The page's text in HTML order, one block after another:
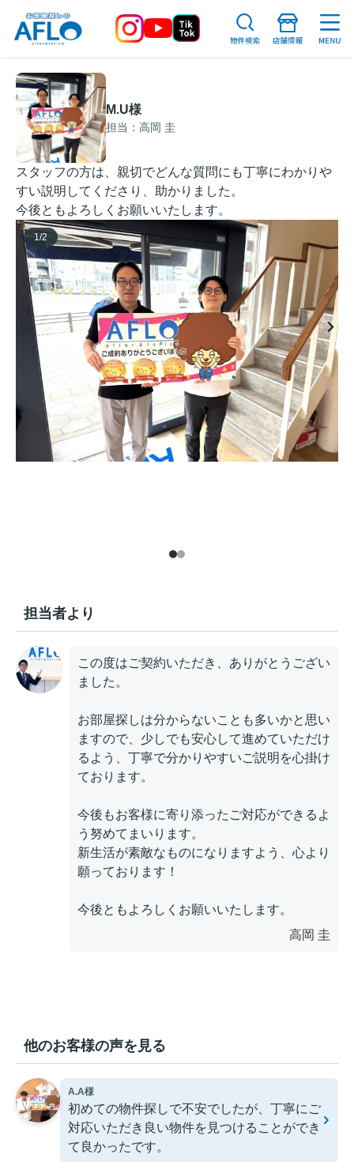
M.U様
担当：高岡 圭
スタッフの方は、親切でどんな質問にも丁寧にわかりや
すい説明してくださり、助かりました。
今後ともよろしくお願いいたします。
1 /2
担当者より
この度はご契約いただき、ありがとうござい
ました。
お部屋探しは分からないことも多いかと思い
ますので、少しでも安心して進めていただけ
るよう、丁寧で分かりやすいご説明を心掛け
ております。
今後もお客様に寄り添ったご対応ができるよ
う努めてまいります。
新生活が素敵なものになりますよう、心より
願っております！
今後ともよろしくお願いいたします。
高岡 圭
他のお客様の声を見る
A.A様
初めての物件探しで不安でしたが、丁寧にご
対応いただき良い物件を見つけることができ
て良かったです。